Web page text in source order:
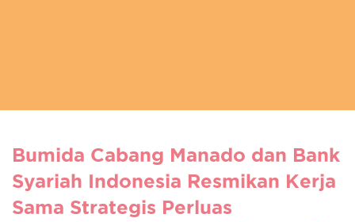
Bumida Cabang Manado dan Bank
Syariah Indonesia Resmikan Kerja
Sama Strategis Perluas